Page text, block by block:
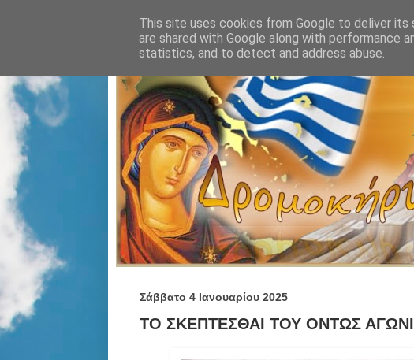
Σάββατο 4 Ιανουαρίου 2025
ΤΟ ΣΚΕΠΤΕΣΘΑΙ ΤΟΥ ΟΝΤΩΣ
This site uses cookies from Google to deliver its
are shared with Google along with performance
statistics, and to detect and address abuse.